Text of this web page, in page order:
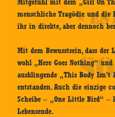
Mitgefühl mit dem „Girl On
menschliche Tragödie und
ihr in direkte, aber dennoch
Mit dem Bewusstsein, dass der
wohl „Here Goes Nothing“
ausklingende „This Body Isn’t
entstanden. Auch die einzige
Scheibe – „One Little Bird“ –
Lebensende.